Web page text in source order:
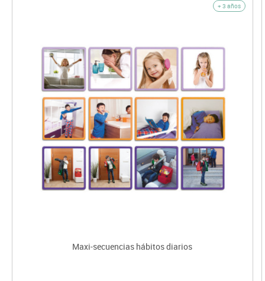
+ 3 años
Maxi-secuencias hábitos diarios